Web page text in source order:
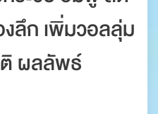
งลึก เพิ่มวอลลุ่ม
ติ ผลลัพธ์